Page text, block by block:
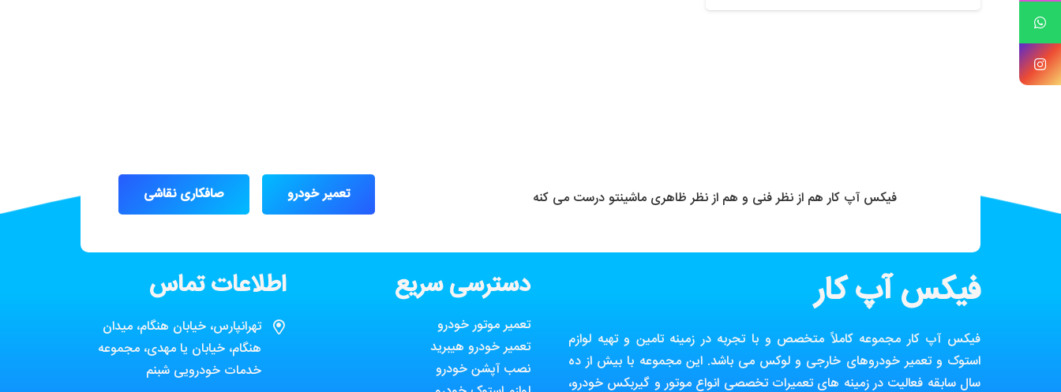
فیکس آپ کار هم از نظر فنی و هم از نظر ظاهری ماشینتو درست می کنه تعمیر خودرو صافکاری نقاشی
فیکس آپ کار
فیکس آپ کار مجموعه کاملاً متخصص و با تجربه در زمینه تامین و تهیه لوازم
استوک و تعمیر خودروهای خارجی و لوکس می باشد. این مجموعه با بیش از ده
سال سابقه فعالیت در زمینه های تعمیرات تخصصی انواع موتور و گیربکس خودرو،
دسترسی سریع
تعمیر موتور خودرو
تعمیر خودرو هیبرید
نصب آپشن خودرو
اطلاعات تماس
تهرانپارس، خیابان هنگام، میدان
هنگام، خیابان یا مهدی، مجموعه
خدمات خودرویی شبنم